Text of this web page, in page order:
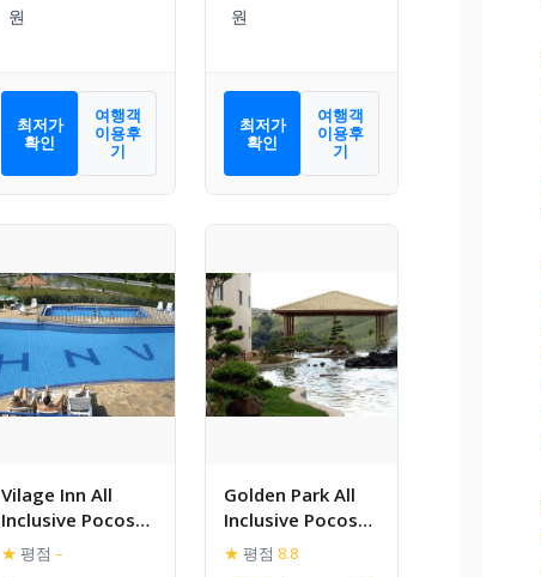
최저가
확인
여행객
이용후
기
최저가
확인
여행객
이용후
기
Vilage Inn All
Inclusive Pocos
de Caldas
★ 평점 –
Golden Park All
Inclusive Pocos
de Caldas
★ 평점 8.8